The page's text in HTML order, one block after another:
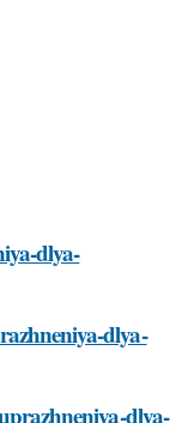
dlya-
dlya-
dlya-